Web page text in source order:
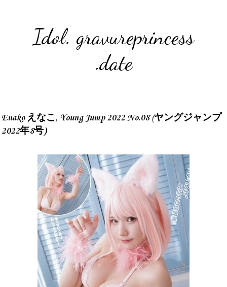
Idol. gravureprincess
.date
Enako えなこ, Young Jump 2022 No.08 (ヤングジャンプ
2022年8号)